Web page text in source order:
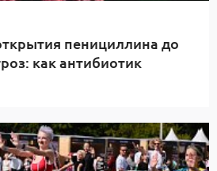
пенициллина до
как антибиотик